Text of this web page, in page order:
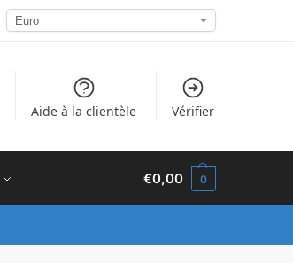
Aide à la clientèle Vérifier
€0,00 0